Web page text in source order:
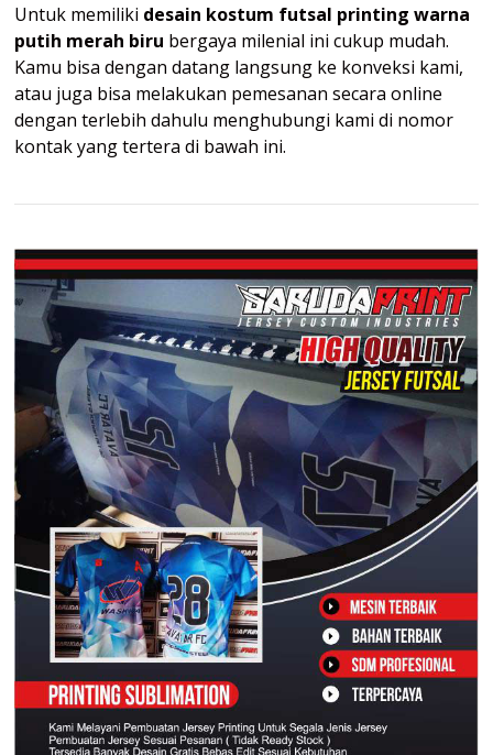
Untuk memiliki desain kostum futsal printing warna
putih merah biru bergaya milenial ini cukup mudah.
Kamu bisa dengan datang langsung ke konveksi kami,
atau juga bisa melakukan pemesanan secara online
dengan terlebih dahulu menghubungi kami di nomor
kontak yang tertera di bawah ini.